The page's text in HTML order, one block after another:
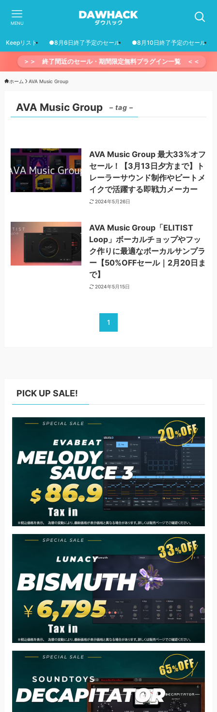
MENU
Keepリスト ●8月6日終了予定のセール ●8月10日終了予定のセール
＞＞ 終了間近のセール・期間限定無料プラグイン一覧 ＜＜
ホーム AVA Music Group
AVA Music Group – tag –
AVA Music Group 最大33%オフ
セール！【3月13日夕方まで】ト
レーラーサウンド制作やビートメ
イクで活躍する即戦力メーカー
2024年5月26日
AVA Music Group「ELITIST
Loop」ボーカルチョップやフッ
ク作りに最適なボーカルサンプラ
ー【50%OFFセール｜2月20日ま
で】
2024年5月15日
1
PICK UP SALE!